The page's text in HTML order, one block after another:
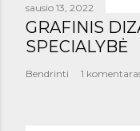
sausio 13, 2022
GRAFINIS
SPECIALYBĖ
Bendrinti 1